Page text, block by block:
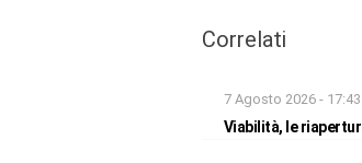
Correlati
7 Agosto 2026 - 17:43
Viabilità, le